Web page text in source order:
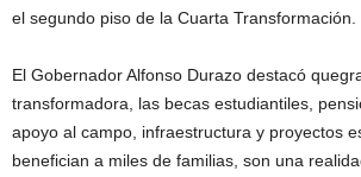
el segundo piso de la Cuarta Transformación.
El Gobernador Alfonso Durazo destacó
transformadora, las becas estudiantiles,
apoyo al campo, infraestructura y proyectos
benefician a miles de familias, son una